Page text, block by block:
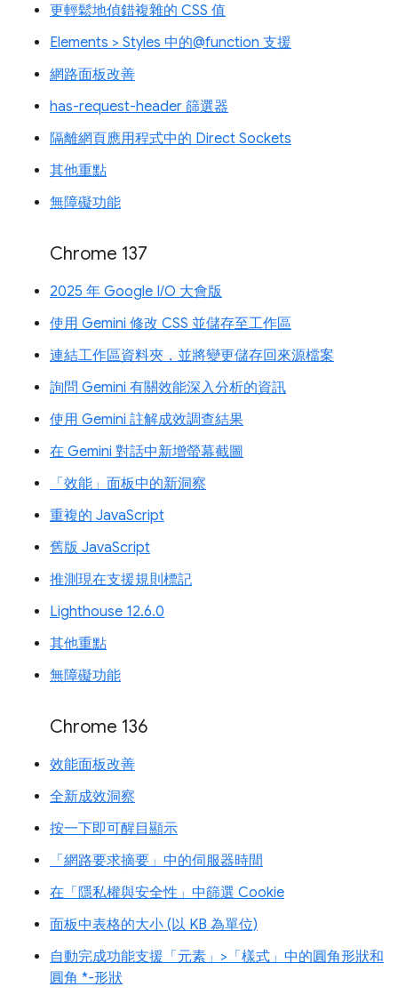
更輕鬆地偵錯複雜的 CSS 值
Elements > Styles 中的@function 支援
網路面板改善
has-request-header 篩選器
隔離網頁應用程式中的 Direct Sockets
其他重點
無障礙功能
Chrome 137
2025 年 Google I/O 大會版
使用 Gemini 修改 CSS 並儲存至工作區
連結工作區資料夾，並將變更儲存回來源檔案
詢問 Gemini 有關效能深入分析的資訊
使用 Gemini 註解成效調查結果
在 Gemini 對話中新增螢幕截圖
「效能」面板中的新洞察
重複的 JavaScript
舊版 JavaScript
推測現在支援規則標記
Lighthouse 12.6.0
其他重點
無障礙功能
Chrome 136
效能面板改善
全新成效洞察
按一下即可醒目顯示
「網路要求摘要」中的伺服器時間
在「隱私權與安全性」中篩選 Cookie
面板中表格的大小 (以 KB 為單位)
自動完成功能支援「元素」>「樣式」中的圓角形狀和
圓角 *-形狀